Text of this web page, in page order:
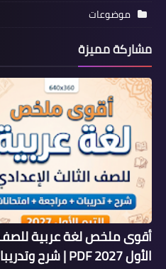
موضوعات
مشاركة مميزة
أقوى ملخص لغة عربية للصف
الأول 2027 PDF | شرح وتدريبات وامتحانات وإجابات